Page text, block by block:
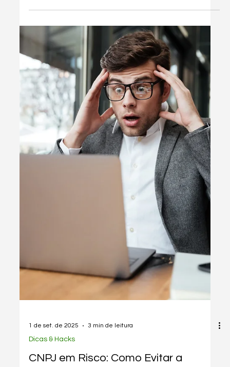
1 de set. de 2025 2 min de leitura
Uncategorized
Como Emitir o CCMEI de Forma
Simples e Gratuita - Atualizado 2024
Aprenda a emitir o CCMEI de forma simples e gratuita no
site oficial do governo. Confira passo a passo em nosso
vídeo!